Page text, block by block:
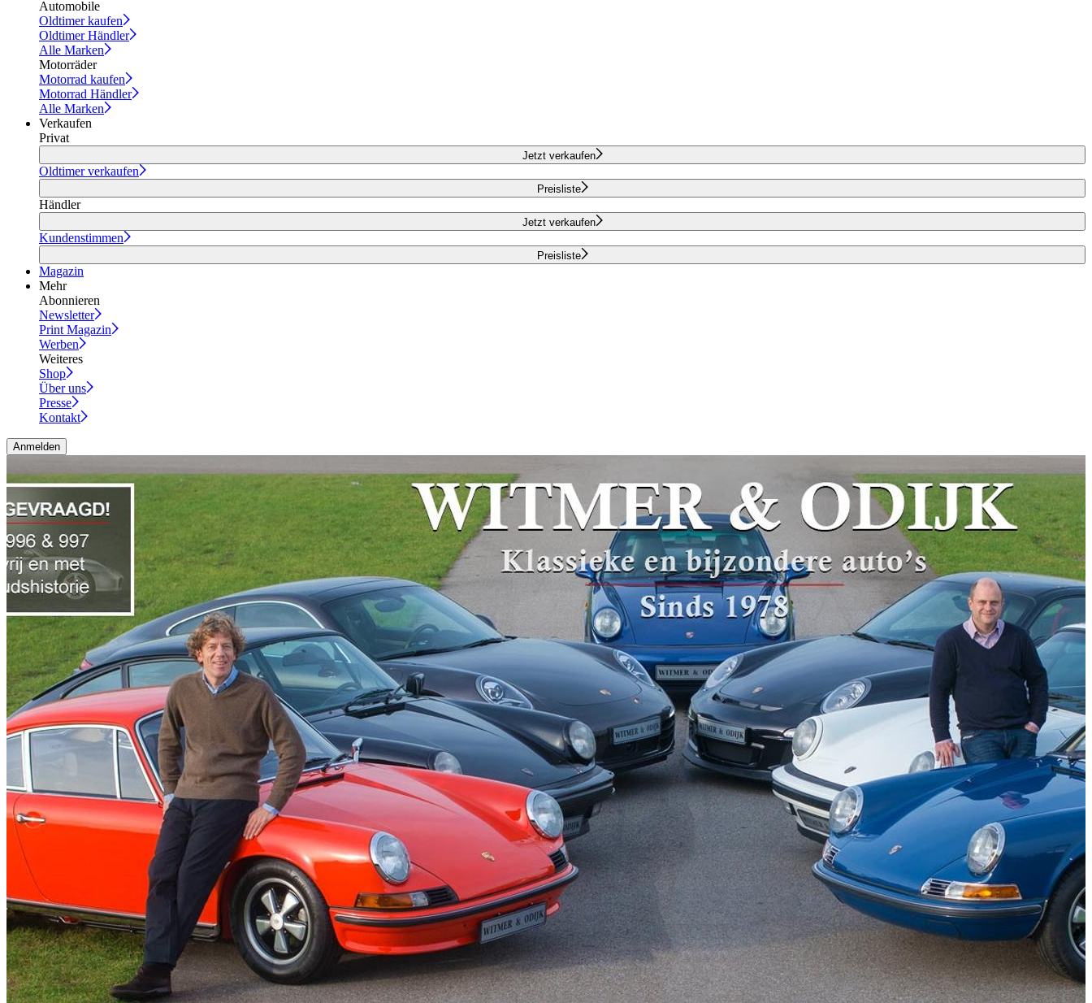
Automobile
Oldtimer kaufen
Oldtimer Händler
Alle Marken
Motorräder
Motorrad kaufen
Motorrad Händler
Alle Marken
Verkaufen
Privat
Jetzt verkaufen
Oldtimer verkaufen
Preisliste
Händler
Jetzt verkaufen
Kundenstimmen
Preisliste
Magazin
Mehr
Abonnieren
Newsletter
Print Magazin
Werben
Weiteres
Shop
Über uns
Presse
Kontakt
Anmelden